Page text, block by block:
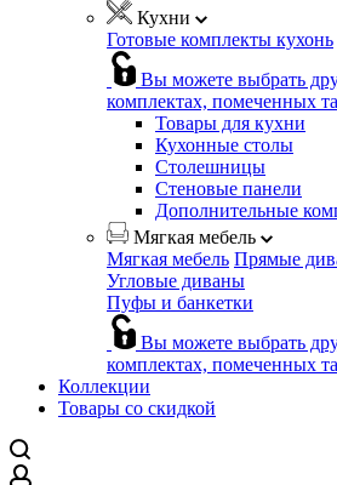
Кухни
Готовые комплекты кухонь
Вы можете выбрать
комплектах, помеченных
Товары для кухни
Кухонные столы
Столешницы
Стеновые панели
Дополнительные
Мягкая мебель
Мягкая мебель Прямые
Угловые диваны
Пуфы и банкетки
Вы можете выбрать
комплектах, помеченных
Коллекции
Товары со скидкой